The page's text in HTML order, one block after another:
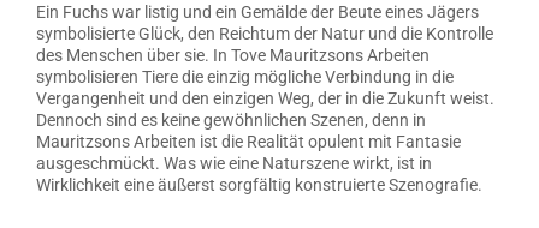
Ein Fuchs war listig und ein Gemälde der Beute eines Jägers
symbolisierte Glück, den Reichtum der Natur und die Kontrolle
des Menschen über sie. In Tove Mauritzsons Arbeiten
symbolisieren Tiere die einzig mögliche Verbindung in die
Vergangenheit und den einzigen Weg, der in die Zukunft weist.
Dennoch sind es keine gewöhnlichen Szenen, denn in
Mauritzsons Arbeiten ist die Realität opulent mit Fantasie
ausgeschmückt. Was wie eine Naturszene wirkt, ist in
Wirklichkeit eine äußerst sorgfältig konstruierte Szenografie.